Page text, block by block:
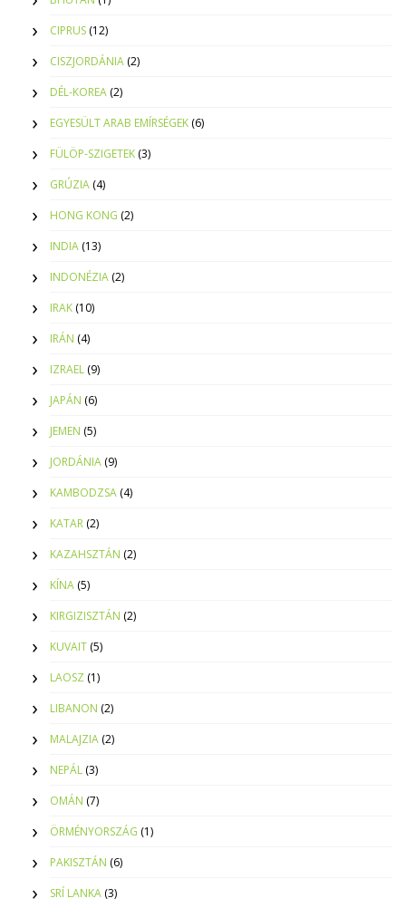
CIPRUS (12)
CISZJORDÁNIA (2)
DÉL-KOREA (2)
EGYESÜLT ARAB EMÍRSÉGEK (6)
FÜLÖP-SZIGETEK (3)
GRÚZIA (4)
HONG KONG (2)
INDIA (13)
INDONÉZIA (2)
IRAK (10)
IRÁN (4)
IZRAEL (9)
JAPÁN (6)
JEMEN (5)
JORDÁNIA (9)
KAMBODZSA (4)
KATAR (2)
KAZAHSZTÁN (2)
KÍNA (5)
KIRGIZISZTÁN (2)
KUVAIT (5)
LAOSZ (1)
LIBANON (2)
MALAJZIA (2)
NEPÁL (3)
OMÁN (7)
ÖRMÉNYORSZÁG (1)
PAKISZTÁN (6)
SRÍ LANKA (3)